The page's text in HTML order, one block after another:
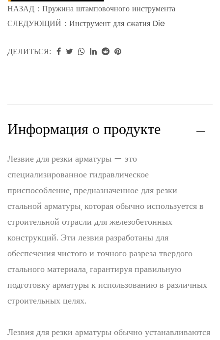
НАЗАД： Пружина штамповочного инструмента
СЛЕДУЮЩИЙ： Инструмент для сжатия Die
ДЕЛИТЬСЯ:
Информация о продукте
Лезвие для резки арматуры — это
специализированное гидравлическое
приспособление, предназначенное для резки
стальной арматуры, которая обычно используется в
строительной отрасли для железобетонных
конструкций. Эти лезвия разработаны для
обеспечения чистого и точного разреза твердого
стального материала, гарантируя правильную
подготовку арматуры к использованию в различных
строительных целях.
Лезвия для резки арматуры обычно устанавливаются